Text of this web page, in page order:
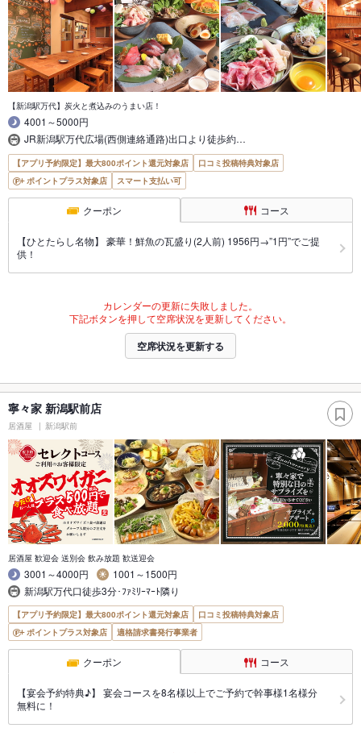
【新潟駅万代】炭火と煮込みのうまい店！
4001～5000円
JR新潟駅万代広場(西側連絡通路)出口より徒歩約…
【アプリ予約限定】最大800ポイント還元対象店
口コミ投稿特典対象店
ポイントプラス対象店
スマート支払い可
クーポン コース
【ひとたらし名物】 豪華！鮮魚の瓦盛り(2人前) 1956円→”1円”でご提
供！
カレンダーの更新に失敗しました。
下記ボタンを押して空席状況を更新してください。
空席状況を更新する
寧々家 新潟駅前店
居酒屋 新潟駅前
居酒屋 歓迎会 送別会 飲み放題 歓送迎会
3001～4000円
1001～1500円
新潟駅万代口徒歩3分･ﾌｧﾐﾘｰﾏｰﾄ隣り
【アプリ予約限定】最大800ポイント還元対象店
口コミ投稿特典対象店
ポイントプラス対象店
適格請求書発行事業者
クーポン コース
【宴会予約特典♪】 宴会コースを8名様以上でご予約で幹事様1名様分
無料に！